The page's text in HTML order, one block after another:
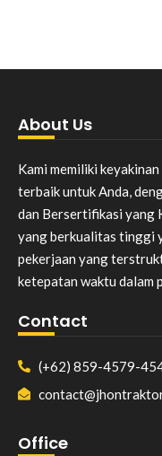
About Us
Kami memiliki
terbaik untuk Anda,
dan Bersertifikasi yang
yang berkualitas tinggi
pekerjaan yang
ketepatan waktu dalam
Contact
(+62) 859-4579-
Office